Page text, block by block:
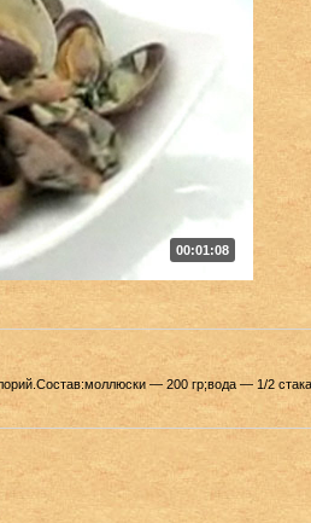
00:01:08
— 200 гр;вода — 1/2